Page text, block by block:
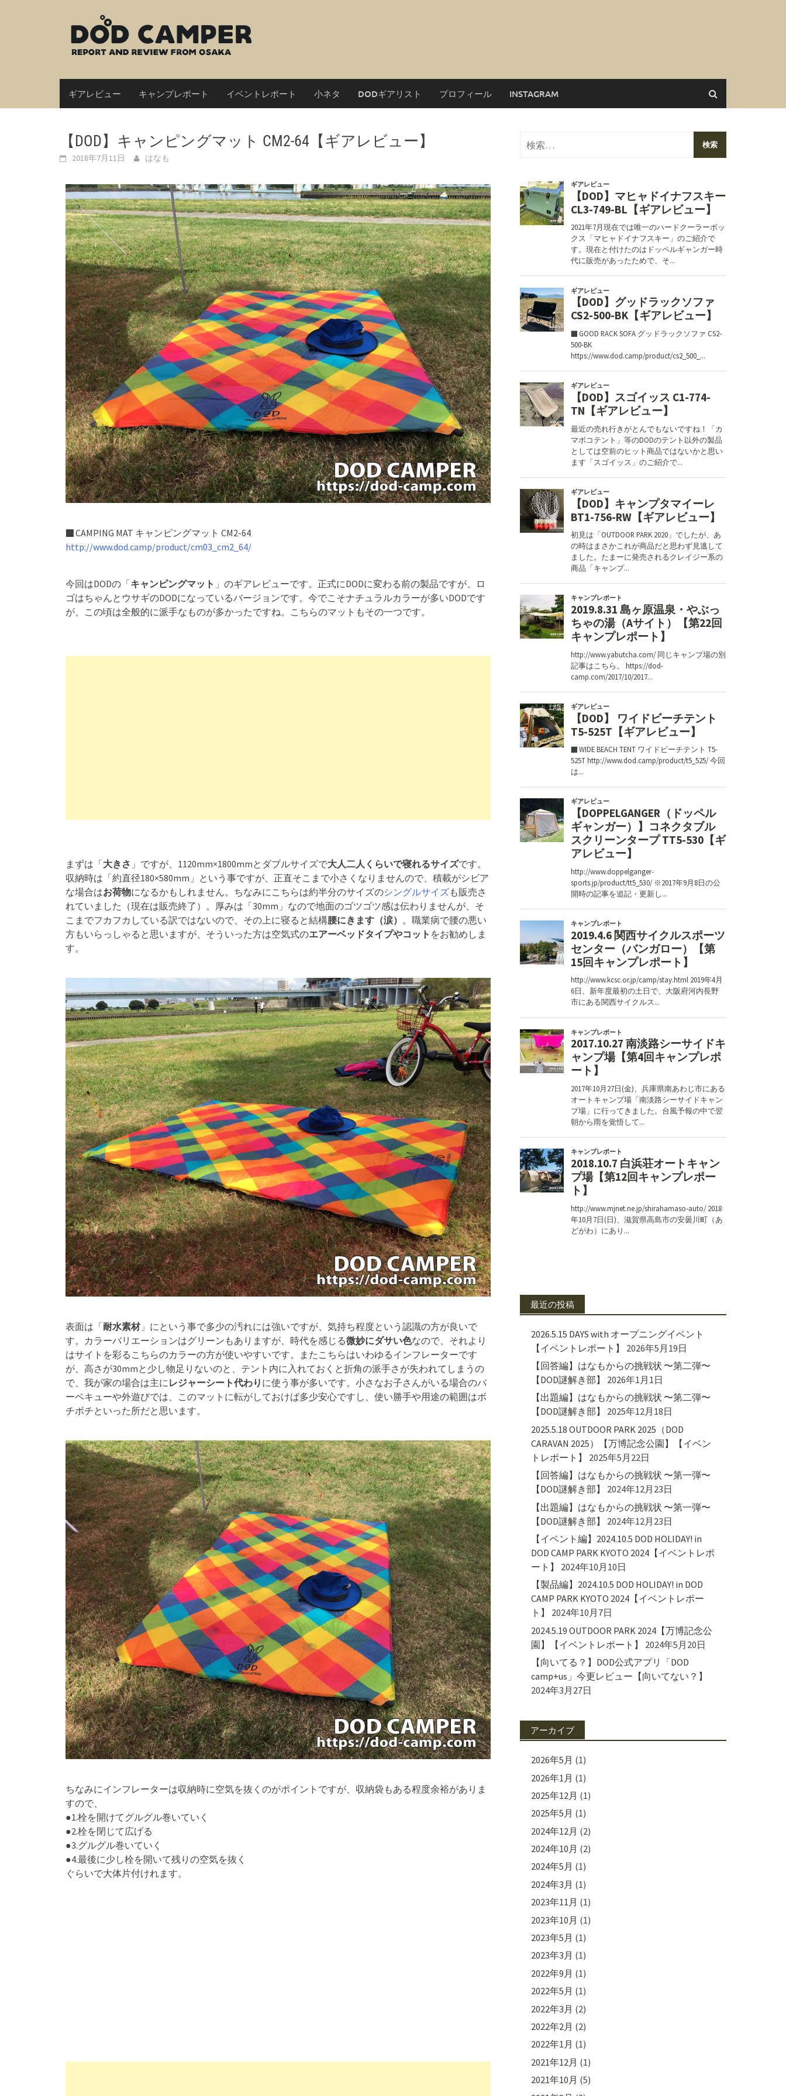
ギアレビュー キャンプレポート イベントレポート 小ネタ DODギアリスト プロフィール INSTAGRAM
【DOD】キャンピングマット CM2-64【ギアレビュー】
2018年7月11日 はなも
■ CAMPING MAT キャンピングマット CM2-64
http://www.dod.camp/product/cm03_cm2_64/
今回はDODの「キャンピングマット 」のギアレビューです。正式にDODに変わる前の製品ですが、ロ
ゴはちゃんとウサギのDODになっているバージョンです。今でこそナチュラルカラーが多いDODです
が、この頃は全般的に派手なものが多かったですね。こちらのマットもその一つです。
まずは「大きさ 」ですが、1120mm×1800mmとダブルサイズで大人二人くらいで寝れるサイズです。
収納時は「約直径180×580mm」という事ですが、正直そこまで小さくなりませんので、積載がシビア
な場合はお荷物になるかもしれません。ちなみにこちらは約半分のサイズのシングルサイズも販売さ
れていました（現在は販売終了）。厚みは「30mm」なので地面のゴツゴツ感は伝わりませんが、そ
こまでフカフカしている訳ではないので、その上に寝ると結構腰にきます（涙） 。職業病で腰の悪い
方もいらっしゃると思いますが、そういった方は空気式のエアーベッドタイプやコット をお勧めしま
す。
表面は「耐水素材」にという事で多少の汚れには強いですが、気持ち程度という認識の方が良いで
す。カラーバリエーションはグリーンもありますが、時代を感じる微妙にダサい色なので、それより
はサイトを彩るこちらのカラーの方が使いやすいです。またこちらはいわゆるインフレーターです
が、高さが30mmと少し物足りないのと、テント内に入れておくと折角の派手さが失われてしまうの
で、我が家の場合は主にレジャーシート代わり に使う事が多いです。小さなお子さんがいる場合のバ
ーベキューや外遊びでは、このマットに転がしておけば多少安心ですし、使い勝手や用途の範囲はボ
チボチといった所だと思います。
ちなみにインフレーターは収納時に空気を抜くのがポイントですが、収納袋もある程度余裕がありま
すので、
●1.栓を開けてグルグル巻いていく
●2.栓を閉じて広げる
●3.グルグル巻いていく
●4.最後に少し栓を開いて残りの空気を抜く
ぐらいで大体片付けれます。
検
索:
最近の投稿
2026.5.15 DAYS with オープニングイベント
【イベントレポート】
2026年5月19日
【回答編】はなもからの挑戦状 〜第二弾〜
【DOD謎解き部】
2026年1月1日
【出題編】はなもからの挑戦状 〜第二弾〜
【DOD謎解き部】
2025年12月18日
2025.5.18 OUTDOOR PARK 2025（DOD
CARAVAN 2025）【万博記念公園】【イベン
トレポート】
2025年5月22日
【回答編】はなもからの挑戦状 〜第一弾〜
【DOD謎解き部】
2024年12月23日
【出題編】はなもからの挑戦状 〜第一弾〜
【DOD謎解き部】
2024年12月23日
【イベント編】2024.10.5 DOD HOLIDAY! in
DOD CAMP PARK KYOTO 2024【イベントレポ
ート】
2024年10月10日
【製品編】2024.10.5 DOD HOLIDAY! in DOD
CAMP PARK KYOTO 2024【イベントレポー
ト】
2024年10月7日
2024.5.19 OUTDOOR PARK 2024【万博記念公
園】【イベントレポート】
2024年5月20日
【向いてる？】DOD公式アプリ「DOD
camp+us」今更レビュー【向いてない？】
2024年3月27日
アーカイブ
2026年5月 (1)
2026年1月 (1)
2025年12月 (1)
2025年5月 (1)
2024年12月 (2)
2024年10月 (2)
2024年5月 (1)
2024年3月 (1)
2023年11月 (1)
2023年10月 (1)
2023年5月 (1)
2023年3月 (1)
2022年9月 (1)
2022年5月 (1)
2022年3月 (2)
2022年2月 (2)
2022年1月 (1)
2021年12月 (1)
2021年10月 (5)